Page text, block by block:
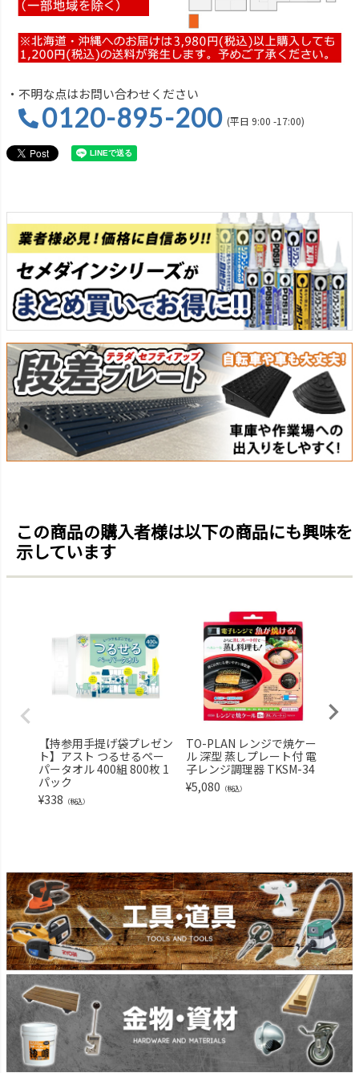
・不明な点はお問い合わせください
0120-895-200 (平日 9:00 -17:00)
この商品の購入者様は以下の商品にも興味を
示しています
【持参用手提げ袋プレゼン
ト】アスト つるせるペー
パータオル 400組 800枚 1
パック
¥338 （税込）
TO-PLAN レンジで焼ケー
ル 深型 蒸しプレート付 電
子レンジ調理器 TKSM-34
¥5,080 （税込）